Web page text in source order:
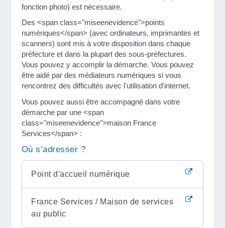
fonction photo) est nécessaire.
Des <span class="miseenevidence">points
numériques</span> (avec ordinateurs, imprimantes et
scanners) sont mis à votre disposition dans chaque
préfecture et dans la plupart des sous-préfectures.
Vous pouvez y accomplir la démarche. Vous pouvez
être aidé par des médiateurs numériques si vous
rencontrez des difficultés avec l'utilisation d'internet.
Vous pouvez aussi être accompagné dans votre
démarche par une <span
class="miseenevidence">maison France
Services</span> :
Où s’adresser ?
Point d'accueil numérique
France Services / Maison de services
au public